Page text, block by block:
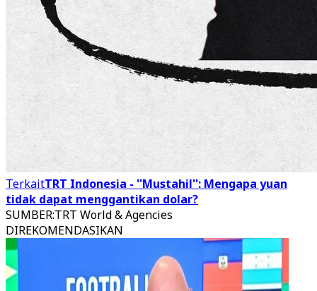
TerkaitTRT Indonesia - ''Mustahil'': Mengapa yuan
tidak dapat menggantikan dolar?
SUMBER:TRT World & Agencies
DIREKOMENDASIKAN